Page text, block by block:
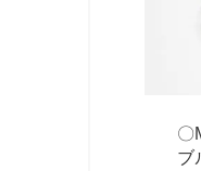
〇
ブ